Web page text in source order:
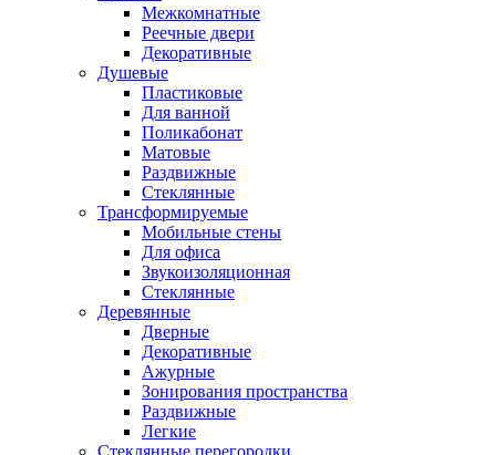
Межкомнатные
Реечные двери
Декоративные
Душевые
Пластиковые
Для ванной
Поликабонат
Матовые
Раздвижные
Стеклянные
Трансформируемые
Мобильные стены
Для офиса
Звукоизоляционная
Стеклянные
Деревянные
Дверные
Декоративные
Ажурные
Зонирования пространства
Раздвижные
Легкие
Стеклянные перегородки